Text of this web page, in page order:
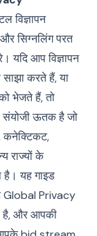
विज्ञापन
और सिग्नलिंग परत
यदि आप विज्ञापन
करते हैं, या
भेजते हैं, तो
संयोजी ऊतक है जो
कनेक्टिकट,
राज्यों के
है। यह गाइड
Global Privacy
है, और आपकी